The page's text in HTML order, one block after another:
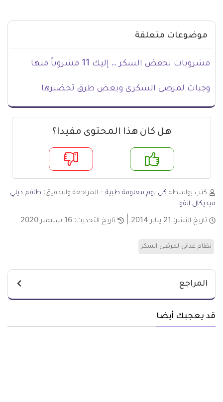
موضوعات متعلقة
مشروبات تخفض السكر .. إليك 11 مشروباً منها
وجبات لمرضى السكري وبعض طرق تحضيرها
هل كان هذا المحتوى مفيدا؟
نعم لا
كتب بواسطة كل يوم معلومة طبية - المراجعة والتدقيق: طاقم ديلي
ميديكال انفو
تاريخ النشر: 21 يناير 2014 تاريخ التحديث: 16 سبتمبر 2020
نظام غذائي لمرضى السكر
المراجع
قد يعجبك أيضا